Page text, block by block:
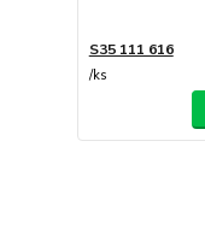
S35 111 616
/ks